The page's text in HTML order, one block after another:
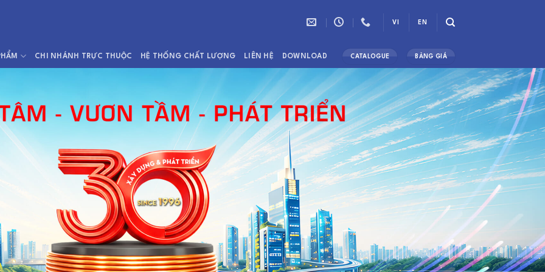
VI EN
CHI NHÁNH TRỰC THUỘC HỆ THỐNG CHẤT LƯỢNG LIÊN HỆ DOWNLOAD CATALOGUE BẢNG GIÁ